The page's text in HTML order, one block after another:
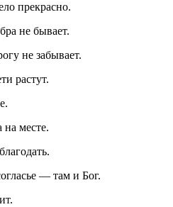
прекрасно.
не бывает.
не забывает.
растут.
на месте.
— там и Бог.